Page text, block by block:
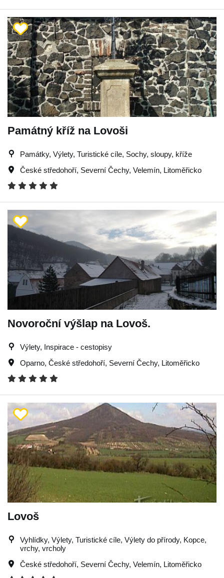
Památný kříž na Lovoši
Památky, Výlety, Turistické cíle, Sochy, sloupy, kříže
České středohoří, Severní Čechy, Velemín, Litoměřicko
Novoroční výšlap na Lovoš.
Výlety, Inspirace - cestopisy
Oparno, České středohoří, Severní Čechy, Litoměřicko
Lovoš
Vyhlídky, Výlety, Turistické cíle, Výlety do přírody, Kopce,
vrchy, vrcholy
České středohoří, Severní Čechy, Velemín, Litoměřicko